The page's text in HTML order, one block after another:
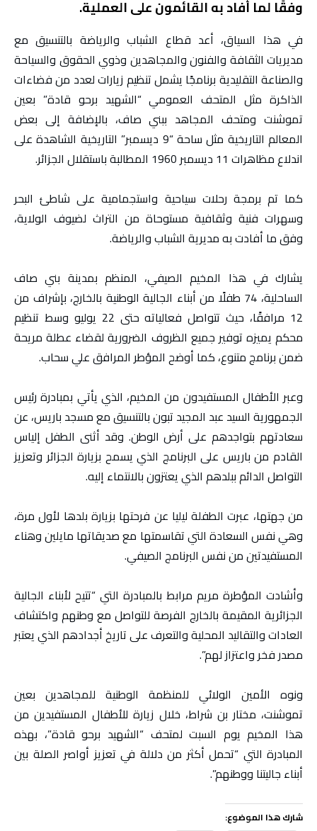
وفقًا لما أفاد به القائمون على العملية.
في هذا السياق، أعد قطاع الشباب والرياضة بالتنسيق مع
مديريات الثقافة والفنون والمجاهدين وذوي الحقوق والسياحة
والصناعة التقليدية برنامجًا يشمل تنظيم زيارات لعدد من فضاءات
الذاكرة مثل المتحف العمومي “الشهيد برحو قادة” بعين
تموشنت ومتحف المجاهد ببني صاف، بالإضافة إلى بعض
المعالم التاريخية مثل ساحة “9 ديسمبر” التاريخية الشاهدة على
اندلاع مظاهرات 11 ديسمبر 1960 المطالبة باستقلال الجزائر.
كما تم برمجة رحلات سياحية واستجمامية على شاطئ البحر
وسهرات فنية وثقافية مستوحاة من التراث لضيوف الولاية،
وفق ما أفادت به مديرية الشباب والرياضة.
يشارك في هذا المخيم الصيفي، المنظم بمدينة بني صاف
الساحلية، 74 طفلًا من أبناء الجالية الوطنية بالخارج، بإشراف من
12 مرافقًا، حيث تتواصل فعالياته حتى 22 يوليو وسط تنظيم
محكم يميزه توفير جميع الظروف الضرورية لقضاء عطلة مريحة
ضمن برنامج متنوع، كما أوضح المؤطر المرافق علي سحاب.
وعبر الأطفال المستفيدون من المخيم، الذي يأتي بمبادرة رئيس
الجمهورية السيد عبد المجيد تبون بالتنسيق مع مسجد باريس، عن
سعادتهم بتواجدهم على أرض الوطن. وقد أثنى الطفل إلياس
القادم من باريس على البرنامج الذي يسمح بزيارة الجزائر وتعزيز
التواصل الدائم ببلدهم الذي يعتزون بالانتماء إليه.
من جهتها، عبرت الطفلة ليليا عن فرحتها بزيارة بلدها لأول مرة،
وهي نفس السعادة التي تقاسمتها مع صديقاتها مايلين وهناء
المستفيدتين من نفس البرنامج الصيفي.
وأشادت المؤطرة مريم مرابط بالمبادرة التي “تتيح لأبناء الجالية
الجزائرية المقيمة بالخارج الفرصة للتواصل مع وطنهم واكتشاف
العادات والتقاليد المحلية والتعرف على تاريخ أجدادهم الذي يعتبر
مصدر فخر واعتزاز لهم”.
ونوه الأمين الولائي للمنظمة الوطنية للمجاهدين بعين
تموشنت، مختار بن شراط، خلال زيارة للأطفال المستفيدين من
هذا المخيم يوم السبت لمتحف “الشهيد برحو قادة”، بهذه
المبادرة التي “تحمل أكثر من دلالة في تعزيز أواصر الصلة بين
أبناء جاليتنا ووطنهم”.
شارك هذا الموضوع: